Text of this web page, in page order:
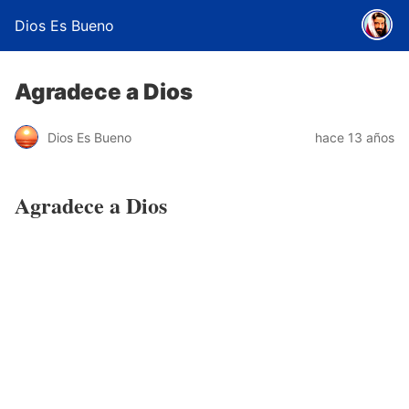
Dios Es Bueno
Agradece a Dios
Dios Es Bueno hace 13 años
Agradece a Dios